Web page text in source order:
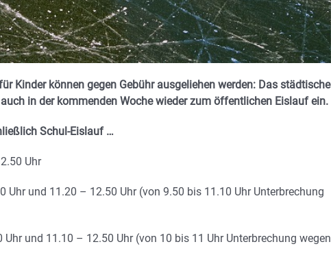
Kinder können gegen Gebühr ausgeliehen werden: Das städtische
in der kommenden Woche wieder zum öffentlichen Eislauf ein.
Schul-Eislauf …
Uhr
Uhr und 11.20 – 12.50 Uhr (von 9.50 bis 11.10 Uhr Unterbrechung
Uhr und 11.10 – 12.50 Uhr (von 10 bis 11 Uhr Unterbrechung wegen